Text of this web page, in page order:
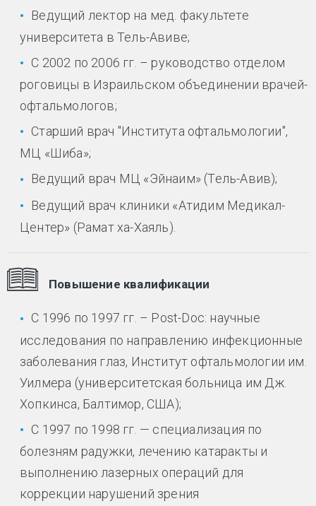
Ведущий лектор на мед. факультете
университета в Тель-Авиве;
С 2002 по 2006 гг. – руководство отделом
роговицы в Израильском объединении врачей-
офтальмологов;
Старший врач "Института офтальмологии",
МЦ «Шиба»;
Ведущий врач МЦ «Эйнаим» (Тель-Авив);
Ведущий врач клиники «Атидим Медикал-
Центер» (Рамат ха-Хаяль).
Повышение квалификации
С 1996 по 1997 гг. – Post-Doc: научные
исследования по направлению инфекционные
заболевания глаз, Институт офтальмологии им.
Уилмера (университетская больница им Дж.
Хопкинса, Балтимор, США);
С 1997 по 1998 гг. — специализация по
болезням радужки, лечению катаракты и
выполнению лазерных операций для
коррекции нарушений зрения